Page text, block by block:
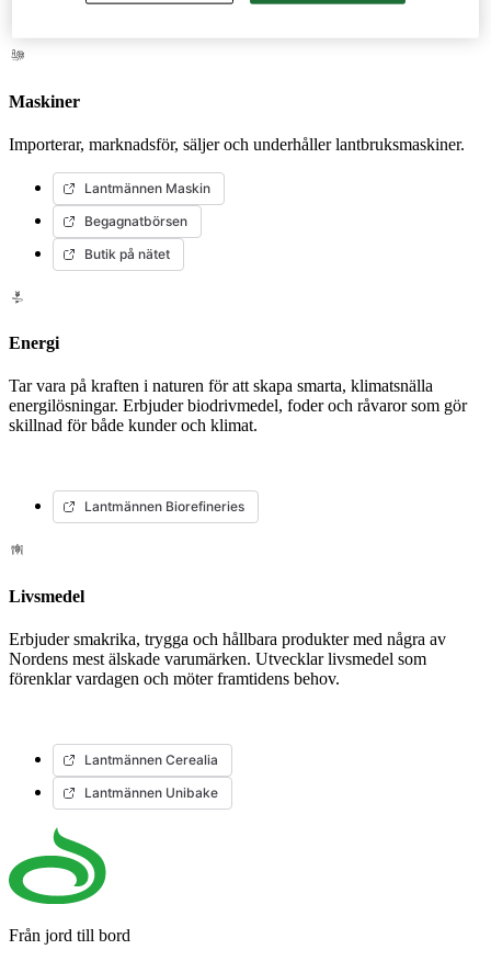
Maskiner
Importerar, marknadsför, säljer och underhåller lantbruksmaskiner.
Lantmännen Maskin
Begagnatbörsen
Butik på nätet
Energi
Tar vara på kraften i naturen för att skapa smarta, klimatsnälla
energilösningar. Erbjuder biodrivmedel, foder och råvaror som gör
skillnad för både kunder och klimat.
Lantmännen Biorefineries
Livsmedel
Erbjuder smakrika, trygga och hållbara produkter med några av
Nordens mest älskade varumärken. Utvecklar livsmedel som
förenklar vardagen och möter framtidens behov.
Lantmännen Cerealia
Lantmännen Unibake
Från jord till bord